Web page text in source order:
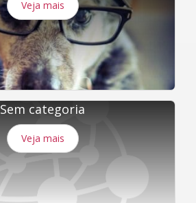
Veja mais
Sem categoria
Veja mais